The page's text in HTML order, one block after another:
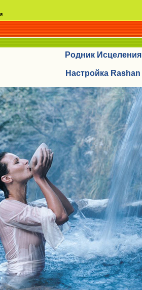
Родник Исцеления
Настройка Rashan